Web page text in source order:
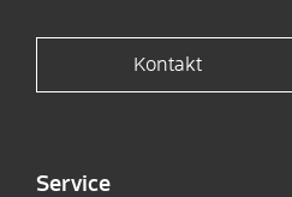
Kontakt
Service